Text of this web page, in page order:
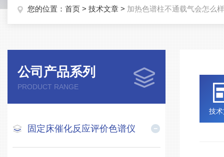
您的位置： 首页 > 技术文章 > 加热色谱柱不通载气会怎么
公司产品系列
PRODUCT RANGE
固定床催化反应评价色谱仪
技